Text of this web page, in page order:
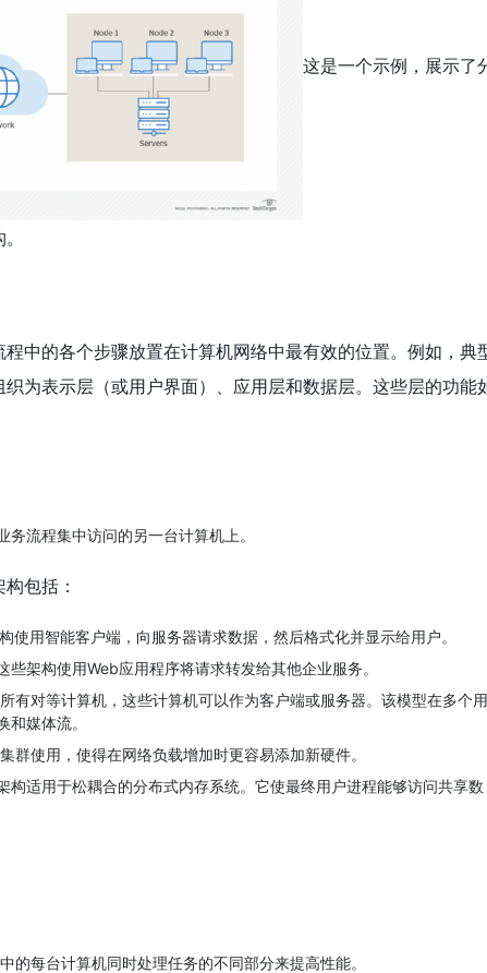
这是一个示例，展示了
中的各个步骤放置在计算机网络中最有效的位置。例如，典
为表示层（或用户界面）、应用层和数据层。这些层的功能
流程集中访问的另一台计算机上。
包括：
使用智能客户端，向服务器请求数据，然后格式化并显示给用户。
些架构使用Web应用程序将请求转发给其他企业服务。
有对等计算机，这些计算机可以作为客户端或服务器。该模型在多个
媒体流。
群使用，使得在网络负载增加时更容易添加新硬件。
构适用于松耦合的分布式内存系统。它使最终用户进程能够访问共享数
的每台计算机同时处理任务的不同部分来提高性能。